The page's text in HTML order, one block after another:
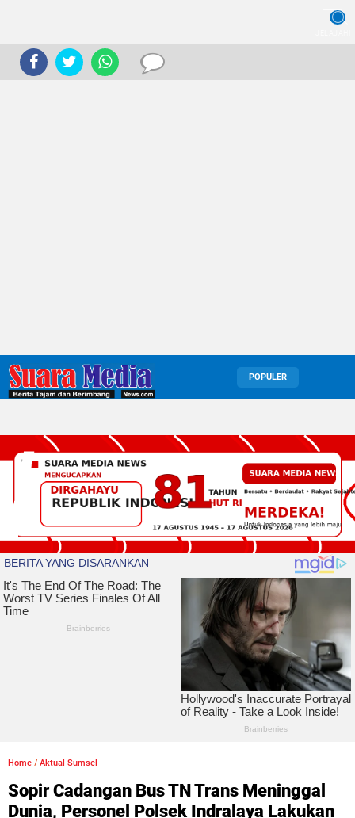
POPULER
Home / Aktual Sumsel
Sopir Cadangan Bus TN Trans Meninggal
Dunia, Personel Polsek Indralaya Lakukan